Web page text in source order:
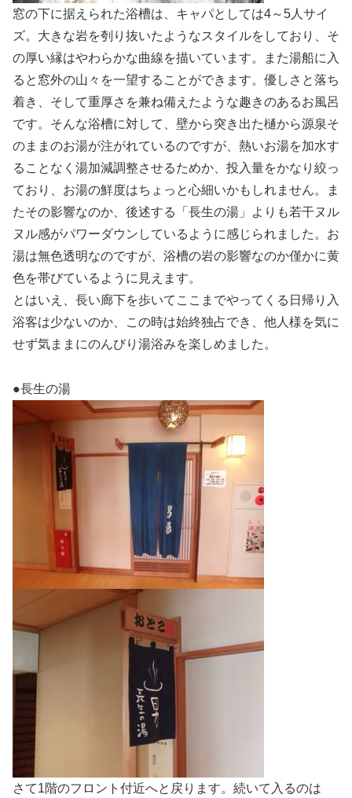
窓の下に据えられた浴槽は、キャパとしては4～5人サイ
ズ。大きな岩を刳り抜いたようなスタイルをしており、そ
の厚い縁はやわらかな曲線を描いています。また湯船に入
ると窓外の山々を一望することができます。優しさと落ち
着き、そして重厚さを兼ね備えたような趣きのあるお風呂
です。そんな浴槽に対して、壁から突き出た樋から源泉そ
のままのお湯が注がれているのですが、熱いお湯を加水す
ることなく湯加減調整させるためか、投入量をかなり絞っ
ており、お湯の鮮度はちょっと心細いかもしれません。ま
たその影響なのか、後述する「長生の湯」よりも若干ヌル
ヌル感がパワーダウンしているように感じられました。お
湯は無色透明なのですが、浴槽の岩の影響なのか僅かに黄
色を帯びているように見えます。
とはいえ、長い廊下を歩いてここまでやってくる日帰り入
浴客は少ないのか、この時は始終独占でき、他人様を気に
せず気ままにのんびり湯浴みを楽しめました。
●長生の湯
さて1階のフロント付近へと戻ります。続いて入るのは